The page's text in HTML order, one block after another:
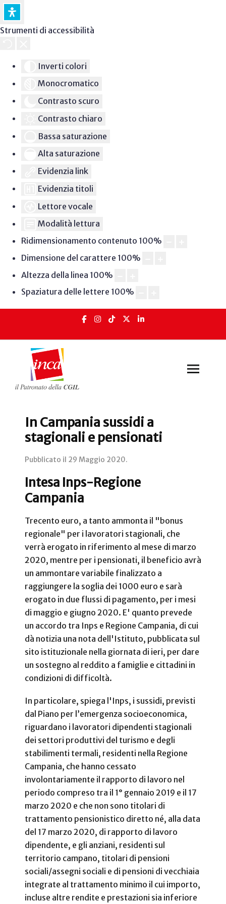
Strumenti di accessibilità
Inverti colori
Monocromatico
Contrasto scuro
Contrasto chiaro
Bassa saturazione
Alta saturazione
Evidenzia link
Evidenzia titoli
Lettore vocale
Modalità lettura
Ridimensionamento contenuto 100%
Dimensione del carattere 100%
Altezza della linea 100%
Spaziatura delle lettere 100%
In Campania sussidi a
stagionali e pensionati
Pubblicato il 29 Maggio 2020.
Intesa Inps-Regione
Campania
Trecento euro, a tanto ammonta il "bonus
regionale" per i lavoratori stagionali, che
verrà erogato in riferimento al mese di marzo
2020, mentre per i pensionati, il beneficio avrà
un ammontare variabile finalizzato a
raggiungere la soglia dei 1000 euro e sarà
erogato in due flussi di pagamento, per i mesi
di maggio e giugno 2020. E' quanto prevede
un accordo tra Inps e Regione Campania, di cui
dà notizia una nota dell'Istituto, pubblicata sul
sito istituzionale nella giornata di ieri, per dare
un sostegno al reddito a famiglie e cittadini in
condizioni di difficoltà.
In particolare, spiega l'Inps, i sussidi, previsti
dal Piano per l’emergenza socioeconomica,
riguardano i lavoratori dipendenti stagionali
dei settori produttivi del turismo e degli
stabilimenti termali, residenti nella Regione
Campania, che hanno cessato
involontariamente il rapporto di lavoro nel
periodo compreso tra il 1° gennaio 2019 e il 17
marzo 2020 e che non sono titolari di
trattamento pensionistico diretto né, alla data
del 17 marzo 2020, di rapporto di lavoro
dipendente, e gli anziani, residenti sul
territorio campano, titolari di pensioni
sociali/assegni sociali e di pensioni di vecchiaia
integrate al trattamento minimo il cui importo,
incluse altre rendite e prestazioni sia inferiore